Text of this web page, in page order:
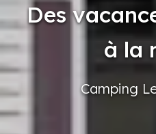
Des
à la
Camping